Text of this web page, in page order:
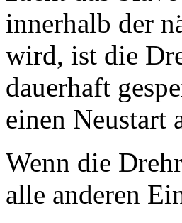
innerhalb der
wird, ist die
dauerhaft
einen Neustart
Wenn die
alle anderen